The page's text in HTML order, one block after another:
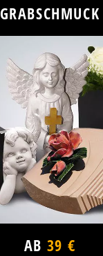
GRABSCHMUCK
AB 39 €